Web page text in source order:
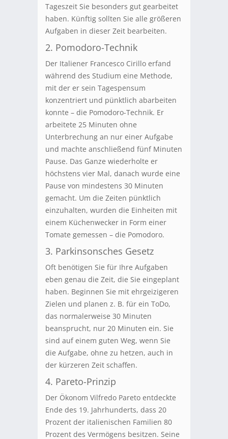
Tageszeit Sie besonders gut gearbeitet
haben. Künftig sollten Sie alle größeren
Aufgaben in dieser Zeit bearbeiten.
2. Pomodoro-Technik
Der Italiener Francesco Cirillo erfand
während des Studium eine Methode,
mit der er sein Tagespensum
konzentriert und pünktlich abarbeiten
konnte – die Pomodoro-Technik. Er
arbeitete 25 Minuten ohne
Unterbrechung an nur einer Aufgabe
und machte anschließend fünf Minuten
Pause. Das Ganze wiederholte er
höchstens vier Mal, danach wurde eine
Pause von mindestens 30 Minuten
gemacht. Um die Zeiten pünktlich
einzuhalten, wurden die Einheiten mit
einem Küchenwecker in Form einer
Tomate gemessen – die Pomodoro.
3. Parkinsonsches Gesetz
Oft benötigen Sie für Ihre Aufgaben
eben genau die Zeit, die Sie eingeplant
haben. Beginnen Sie mit ehrgeizigeren
Zielen und planen z. B. für ein ToDo,
das normalerweise 30 Minuten
beansprucht, nur 20 Minuten ein. Sie
sind auf einem guten Weg, wenn Sie
die Aufgabe, ohne zu hetzen, auch in
der kürzeren Zeit schaffen.
4. Pareto-Prinzip
Der Ökonom Vilfredo Pareto entdeckte
Ende des 19. Jahrhunderts, dass 20
Prozent der italienischen Familien 80
Prozent des Vermögens besitzen. Seine